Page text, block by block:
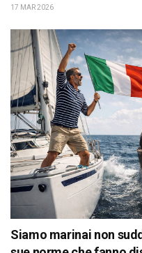
17 MAR 2026
Siamo marinai non